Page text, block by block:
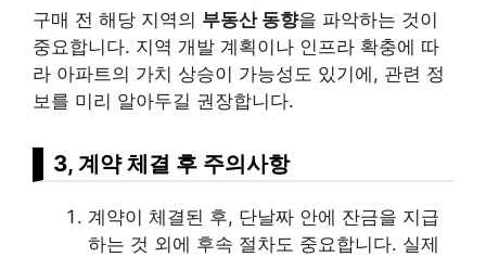
구매 전 해당 지역의 부동산 동향을 파악하는 것이
중요합니다. 지역 개발 계획이나 인프라 확충에 따
라 아파트의 가치 상승이 가능성도 있기에, 관련 정
보를 미리 알아두길 권장합니다.
3, 계약 체결 후 주의사항
계약이 체결된 후, 단날짜 안에 잔금을 지급
하는 것 외에 후속 절차도 중요합니다. 실제